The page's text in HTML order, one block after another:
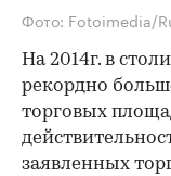
Фото: Fotoimedia/
На 2014г. в
рекордно
торговых
заявленных